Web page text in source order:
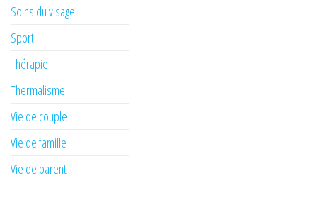
Soins du visage
Sport
Thérapie
Thermalisme
Vie de couple
Vie de famille
Vie de parent